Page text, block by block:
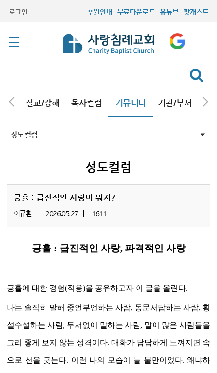
로그인 후원안내 무료다운로드 유튜브 팟캐스트
내 설교/강해 목사컬럼 커뮤니티 기관/부서 선
최근등록자료
자유게시판
교회소식
성도컬럼
성도컬럼
긍휼 : 급진적인 사랑이 뭐지?
이규환 2026.05.27 1611
긍휼 : 급진적인 사랑, 파격적인 사랑
긍휼에 대한 경험(적용)을 공유하고자 이 글을 올린다.
나는 솔직히 말해 중언부언하는 사람, 동문서답하는 사람, 횡
설수설하는 사람, 두서없이 말하는 사람, 말이 많은 사람들을
그리 좋게 보지 않는 성격이다. 대화가 답답하게 느껴지면 속
으로 선을 긋는다. 이런 나의 모습이 늘 불만이었다. 왜냐하